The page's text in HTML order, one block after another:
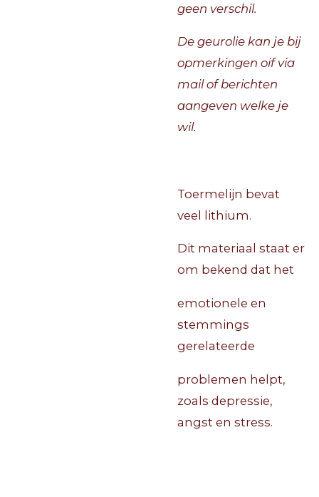
geen verschil.
De geurolie kan je bij
opmerkingen oif via
mail of berichten
aangeven welke je
wil.
Toermelijn bevat
veel lithium.
Dit materiaal staat er
om bekend dat het
emotionele en
stemmings
gerelateerde
problemen helpt,
zoals depressie,
angst en stress.